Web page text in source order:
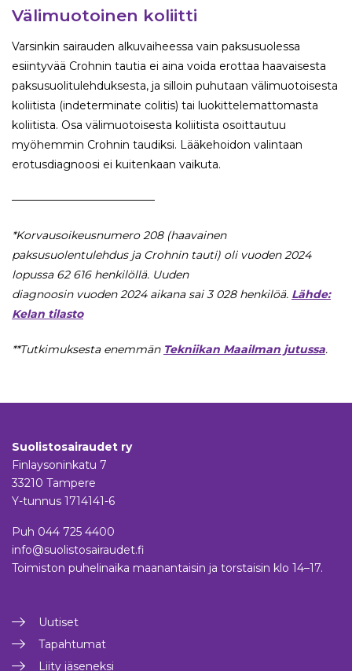
Välimuotoinen koliitti
Varsinkin sairauden alkuvaiheessa vain paksusuolessa
esiintyvää Crohnin tautia ei aina voida erottaa haavaisesta
paksusuolitulehduksesta, ja silloin puhutaan välimuotoisesta
koliitista (indeterminate colitis) tai luokittelemattomasta
koliitista. Osa välimuotoisesta koliitista osoittautuu
myöhemmin Crohnin taudiksi. Lääkehoidon valintaan
erotusdiagnoosi ei kuitenkaan vaikuta.
—————————————
*Korvausoikeusnumero 208 (haavainen
paksusuolentulehdus ja Crohnin tauti) oli vuoden 2024
lopussa 62 616 henkilöllä. Uuden
diagnoosin vuoden 2024 aikana sai 3 028 henkilöä. Lähde:
Kelan tilasto
**Tutkimuksesta enemmän Tekniikan Maailman jutussa.
Suolistosairaudet ry
Finlaysoninkatu 7
33210 Tampere
Y-tunnus 1714141-6
Puh 044 725 4400
info@suolistosairaudet.fi
Toimiston puhelinaika maanantaisin ja torstaisin klo 14–17.
Uutiset
Tapahtumat
Liity jäseneksi